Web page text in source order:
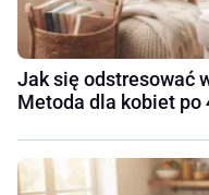
Jak się odstresować
Metoda dla kobiet po